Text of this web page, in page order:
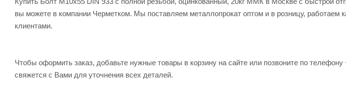
вы можете в компании Черметком. Мы поставляем металлопрокат оптом и в розницу, работаем
клиентами.
Чтобы оформить заказ, добавьте нужные товары в корзину на сайте или позвоните по
свяжется с Вами для уточнения всех деталей.